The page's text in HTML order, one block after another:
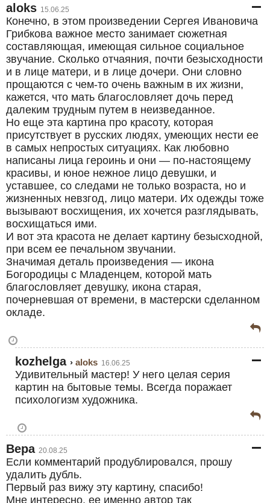
aloks 15.06.25
Конечно, в этом произведении Сергея Ивановича
Грибкова важное место занимает сюжетная
составляющая, имеющая сильное социальное
звучание. Сколько отчаяния, почти безысходности
и в лице матери, и в лице дочери. Они словно
прощаются с чем-то очень важным в их жизни,
кажется, что мать благословляет дочь перед
далеким трудным путем в неизведанное.
Но еще эта картина про красоту, которая
присутствует в русских людях, умеющих нести ее
в самых непростых ситуациях. Как любовно
написаны лица героинь и они — по-настоящему
красивы, и юное нежное лицо девушки, и
уставшее, со следами не только возраста, но и
жизненных невзгод, лицо матери. Их одежды тоже
вызывают восхищения, их хочется разглядывать,
восхищаться ими.
И вот эта красота не делает картину безысходной,
при всем ее печальном звучании.
Значимая деталь произведения — икона
Богородицы с Младенцем, которой мать
благословляет девушку, икона старая,
почерневшая от времени, в мастерски сделанном
окладе.
kozhelga aloks 16.06.25
Удивительный мастер! У него целая серия
картин на бытовые темы. Всегда поражает
психологизм художника.
Вера 20.08.25
Если комментарий продублировался, прошу
удалить дубль.
Первый раз вижу эту картину, спасибо!
Мне интересно, ее именно автор так